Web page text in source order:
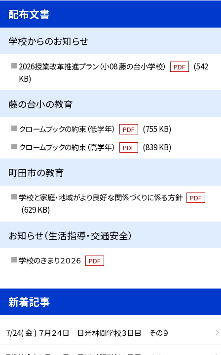
配布文書
学校からのお知らせ
2026授業改革推進プラン（小08 藤の台小学校） PDF
(542
KB)
藤の台小の教育
クロームブックの約束（低学年） PDF
(755 KB)
クロームブックの約束（高学年）
PDF (839 KB)
町田市の教育
学校と家庭・地域がより良好な関係づくりに係る方針 PDF
(629 KB)
お知らせ（生活指導・交通安全）
学校のきまり２０２６ PDF
新着記事
7/24( 金 ) ７月２４日 日光林間学校３日目 その９